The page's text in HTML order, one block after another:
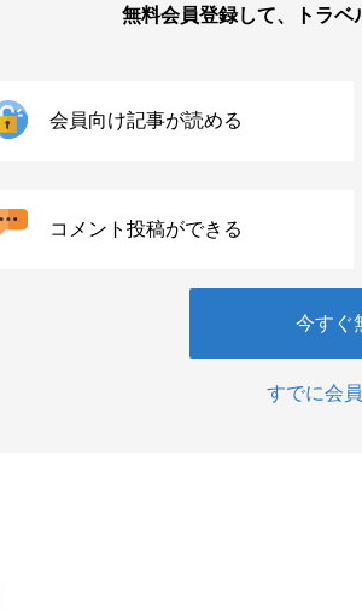
無料会員登録して、 トラ
会員向け記事が読める
コメント投稿ができる
今すぐ
すでに会